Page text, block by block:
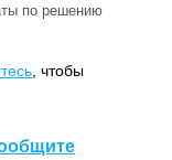
по решению
, чтобы